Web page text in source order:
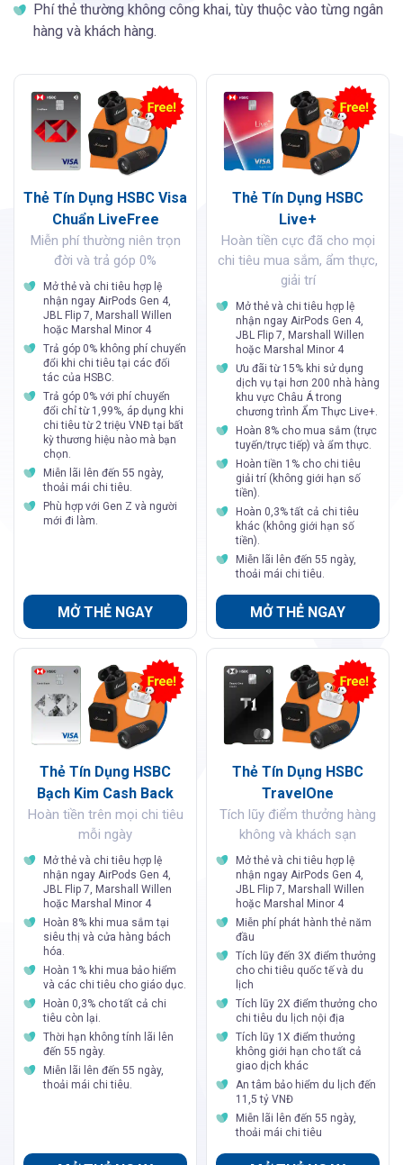
Phí thẻ thường không công khai, tùy thuộc vào từng ngân
hàng và khách hàng.
Thẻ Tín Dụng HSBC Visa
Chuẩn LiveFree
Miễn phí thường niên trọn
đời và trả góp 0%
Mở thẻ và chi tiêu hợp lệ
nhận ngay AirPods Gen 4,
JBL Flip 7, Marshall Willen
hoặc Marshal Minor 4
Trả góp 0% không phí chuyển
đổi khi chi tiêu tại các đối
tác của HSBC.
Trả góp 0% với phí chuyển
đổi chỉ từ 1,99%, áp dụng khi
chi tiêu từ 2 triệu VNĐ tại bất
kỳ thương hiệu nào mà bạn
chọn.
Miễn lãi lên đến 55 ngày,
thoải mái chi tiêu.
Phù hợp với Gen Z và người
mới đi làm.
MỞ THẺ NGAY
Thẻ Tín Dụng HSBC
Live+
Hoàn tiền cực đã cho mọi
chi tiêu mua sắm, ẩm thực,
giải trí
Mở thẻ và chi tiêu hợp lệ
nhận ngay AirPods Gen 4,
JBL Flip 7, Marshall Willen
hoặc Marshal Minor 4
Ưu đãi từ 15% khi sử dụng
dịch vụ tại hơn 200 nhà hàng
khu vực Châu Á trong
chương trình Ẩm Thực Live+.
Hoàn 8% cho mua sắm (trực
tuyến/trực tiếp) và ẩm thực.
Hoàn tiền 1% cho chi tiêu
giải trí (không giới hạn số
tiền).
Hoàn 0,3% tất cả chi tiêu
khác (không giới hạn số
tiền).
Miễn lãi lên đến 55 ngày,
thoải mái chi tiêu.
MỞ THẺ NGAY
Thẻ Tín Dụng HSBC
Bạch Kim Cash Back
Hoàn tiền trên mọi chi tiêu
mỗi ngày
Mở thẻ và chi tiêu hợp lệ
nhận ngay AirPods Gen 4,
JBL Flip 7, Marshall Willen
hoặc Marshal Minor 4
Hoàn 8% khi mua sắm tại
siêu thị và cửa hàng bách
hóa.
Hoàn 1% khi mua bảo hiểm
và các chi tiêu cho giáo dục.
Hoàn 0,3% cho tất cả chi
tiêu còn lại.
Thời hạn không tính lãi lên
đến 55 ngày.
Miễn lãi lên đến 55 ngày,
thoải mái chi tiêu.
Thẻ Tín Dụng HSBC
TravelOne
Tích lũy điểm thưởng hàng
không và khách sạn
Mở thẻ và chi tiêu hợp lệ
nhận ngay AirPods Gen 4,
JBL Flip 7, Marshall Willen
hoặc Marshal Minor 4
Miễn phí phát hành thẻ năm
đầu
Tích lũy đến 3X điểm thưởng
cho chi tiêu quốc tế và du
lịch
Tích lũy 2X điểm thưởng cho
chi tiêu du lịch nội địa
Tích lũy 1X điểm thưởng
không giới hạn cho tất cả
giao dịch khác
An tâm bảo hiểm du lịch đến
11,5 tỷ VNĐ
Miễn lãi lên đến 55 ngày,
thoải mái chi tiêu